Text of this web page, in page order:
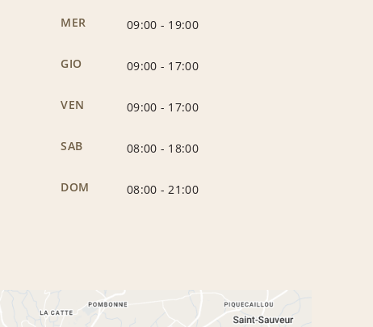
MER 09:00 - 19:00
GIO 09:00 - 17:00
VEN 09:00 - 17:00
SAB 08:00 - 18:00
DOM 08:00 -21:00